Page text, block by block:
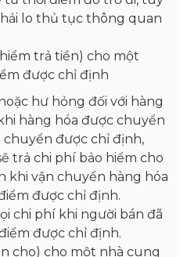
lo thủ tục thông quan
trả tiền) cho một
được chỉ định
hư hỏng đối với hàng
hàng hóa được chuyển
chuyển được chỉ định,
trả chi phí bảo hiểm cho
khi vận chuyển hàng hóa
được chỉ định.
chi phí khi người bán đã
được chỉ định.
cho) cho một nhà cung